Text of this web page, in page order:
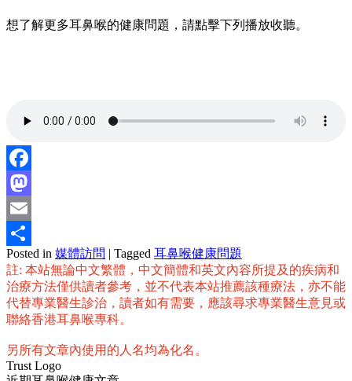
想了解更多耳鼻喉的健康問題，請點擊下列播放收聽。
Facebook
Mastodon
Email
分
享
Posted in 媒體訪問 | Tagged 耳鼻喉健康問題
註: 本站無論中文繁體，中文簡體和英文內容所提及的疾病和
治療方法僅供讀者參考，並不代表本站推薦該種療法，亦不能
代替專業醫生診治，讀者如有需要，應該尋求專業醫生意見或
聯絡香港耳鼻喉專科。
另所有文章內使用的人名均為化名。
Trust Logo